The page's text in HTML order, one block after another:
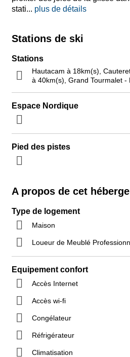
stati... plus de détails
Stations de ski
Stations
Hautacam à 18km(s),
à 40km(s), Grand Tourmalet -
Espace Nordique
Pied des pistes
A propos de cet
Type de logement
Maison
Loueur de Meublé
Equipement confort
Accès Internet
Accès wi-fi
Congélateur
Réfrigérateur
Climatisation